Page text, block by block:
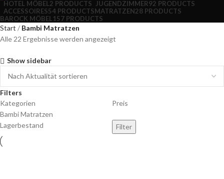
HOTEL MÖBEL 2 PRODUCTS JUGENDZIMMER92 PRODUCTS
ACCESSOIRES54 PRODUCTSMATRATZEN28 PRODUCTS
BAROCK MÖBEL 157 PRODUCTS
Start
Bambi Matratzen
Alle 22 Ergebnisse werden angezeigt
Show sidebar
Filters
Kategorien
Bambi Matratzen
Preis
Lagerbestand Filter